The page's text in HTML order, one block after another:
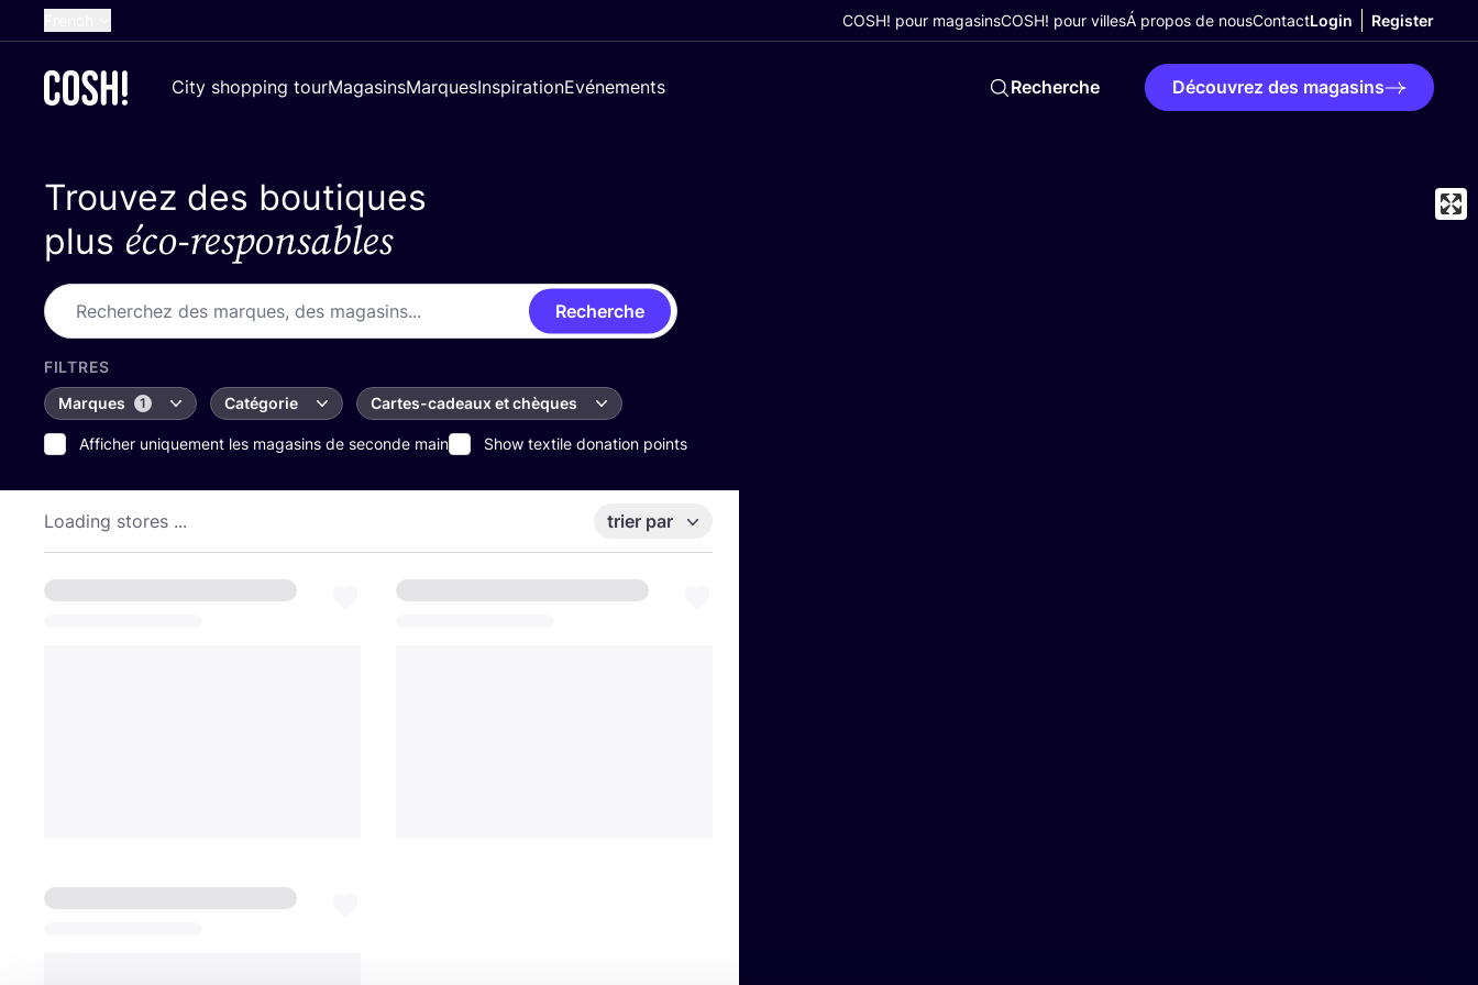
Dutch
German
Croatian
COSH! pour magasinsCOSH! pour villesÁ propos de nousContactLogin Register
City shopping tourMagasinsMarquesInspirationEvénements Recherche Découvrez des magasins
Trouvez des boutiques
plus éco-responsables
Recherche
FILTRES
Marques
1 Catégorie Cartes-cadeaux et chèques
Afficher uniquement les magasins de seconde main Show textile donation points
Loading stores ... trier par